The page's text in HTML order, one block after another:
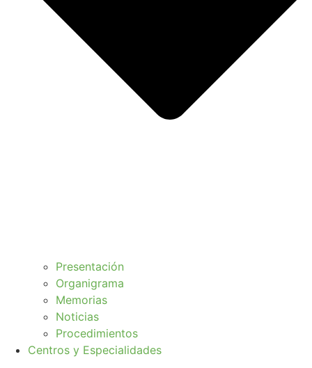
Presentación
Organigrama
Memorias
Noticias
Procedimientos
Centros y Especialidades